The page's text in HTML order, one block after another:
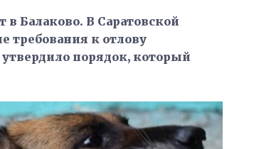
Балаково. В Саратовской
требования к отлову
порядок, который